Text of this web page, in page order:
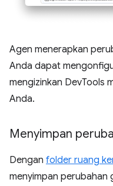
Agen menerapkan
Anda dapat
mengizinkan DevTools
Anda.
Menyimpan
Dengan folder ruang
menyimpan perubahan